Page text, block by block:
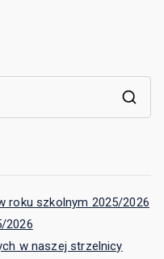
roku szkolnym 2025/2026
2026
w naszej strzelnicy